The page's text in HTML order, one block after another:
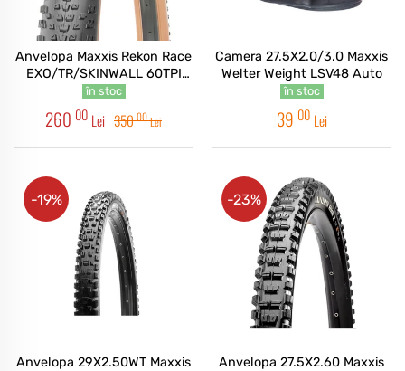
Anvelopa Maxxis Rekon Race
EXO/TR/SKINWALL 60TPI
Foldable 29" Vrac
în stoc
260 00 Lei 35000Lei
Camera 27.5X2.0/3.0 Maxxis
Welter Weight LSV48 Auto
în stoc
39 00 Lei
Anvelopa 29X2.50WT Maxxis
-19%
Anvelopa 27.5X2.60 Maxxis
-23%